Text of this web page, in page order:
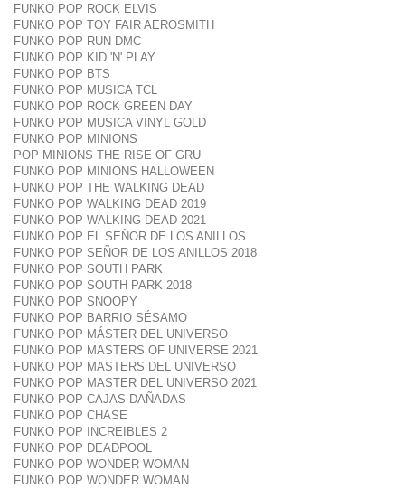
FUNKO POP ROCK ELVIS
FUNKO POP TOY FAIR AEROSMITH
FUNKO POP RUN DMC
FUNKO POP KID 'N' PLAY
FUNKO POP BTS
FUNKO POP MUSICA TCL
FUNKO POP ROCK GREEN DAY
FUNKO POP MUSICA VINYL GOLD
FUNKO POP MINIONS
POP MINIONS THE RISE OF GRU
FUNKO POP MINIONS HALLOWEEN
FUNKO POP THE WALKING DEAD
FUNKO POP WALKING DEAD 2019
FUNKO POP WALKING DEAD 2021
FUNKO POP EL SEÑOR DE LOS ANILLOS
FUNKO POP SEÑOR DE LOS ANILLOS 2018
FUNKO POP SOUTH PARK
FUNKO POP SOUTH PARK 2018
FUNKO POP SNOOPY
FUNKO POP BARRIO SÉSAMO
FUNKO POP MÁSTER DEL UNIVERSO
FUNKO POP MASTERS OF UNIVERSE 2021
FUNKO POP MASTERS DEL UNIVERSO
FUNKO POP MASTER DEL UNIVERSO 2021
FUNKO POP CAJAS DAÑADAS
FUNKO POP CHASE
FUNKO POP INCREIBLES 2
FUNKO POP DEADPOOL
FUNKO POP WONDER WOMAN
FUNKO POP WONDER WOMAN